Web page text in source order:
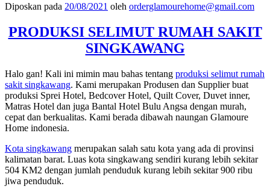
Diposkan pada 20/08/2021 oleh orderglamourehome@gmail.com
PRODUKSI SELIMUT RUMAH SAKIT
SINGKAWANG
Halo gan! Kali ini mimin mau bahas tentang produksi selimut rumah
sakit singkawang. Kami merupakan Produsen dan Supplier buat
produksi Sprei Hotel, Bedcover Hotel, Quilt Cover, Duvet inner,
Matras Hotel dan juga Bantal Hotel Bulu Angsa dengan murah,
cepat dan berkualitas. Kami berada dibawah naungan Glamoure
Home indonesia.
Kota singkawang merupakan salah satu kota yang ada di provinsi
kalimatan barat. Luas kota singkawang sendiri kurang lebih sekitar
504 KM2 dengan jumlah penduduk kurang lebih sekitar 900 ribu
jiwa penduduk.